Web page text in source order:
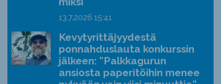
13.7.2026 15:41
Kevytyrittäjyydestä
ponnahduslauta konkurssin
jälkeen: ”Palkkagurun
ansiosta paperitöihin menee